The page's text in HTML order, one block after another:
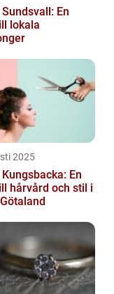
En
lokala
2025
En
hårvård och stil i